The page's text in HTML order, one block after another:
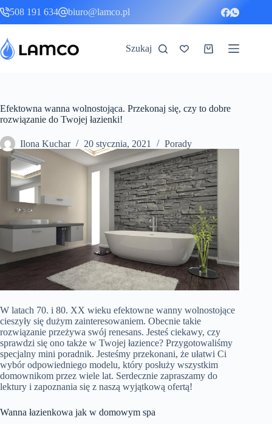
do
treści
508 191 634 biuro@lamco.pl
Szukaj Koszyk
Efektowna wanna wolnostojąca. Przekonaj się, czy to dobre
rozwiązanie do Twojej łazienki!
Ilona Kuchar 20 stycznia, 2021 Porady
W latach 70. i 80. XX wieku efektowne wanny wolnostojące
cieszyły się dużym zainteresowaniem. Obecnie takie
rozwiązanie przeżywa swój renesans. Jesteś ciekawy, czy
sprawdzi się ono także w Twojej łazience? Przygotowaliśmy
specjalny mini poradnik. Jesteśmy przekonani, że ułatwi Ci
wybór odpowiedniego modelu, który posłuży wszystkim
domownikom przez wiele lat. Serdecznie zapraszamy do
lektury i zapoznania się z naszą wyjątkową ofertą!
Wanna łazienkowa jak w domowym spa